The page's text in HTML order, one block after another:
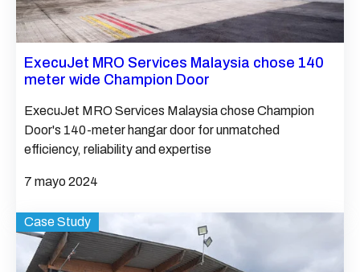
ExecuJet MRO Services Malaysia chose 140
meter wide Champion Door
ExecuJet MRO Services Malaysia chose Champion
Door's 140-meter hangar door for unmatched
efficiency, reliability and expertise
7 mayo 2024
Case Study